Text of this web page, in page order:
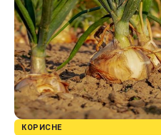
КОРИСНЕ